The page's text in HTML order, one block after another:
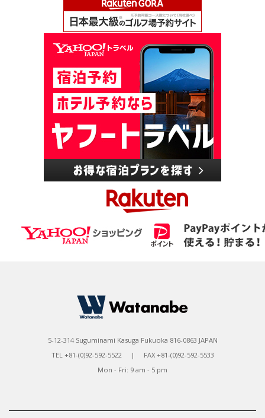
5-12-314 Suguminami Kasuga Fukuoka 816-0863 JAPAN
TEL +81-(0)92-592-5522 | FAX +81-(0)92-592-5533
Mon - Fri: 9 am - 5 pm